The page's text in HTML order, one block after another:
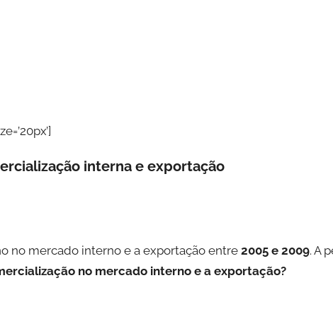
interna e exportação
no mercado interno e a exportação entre 2005 e 2009. A
no mercado interno e a exportação?